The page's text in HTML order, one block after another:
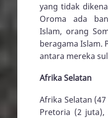
yang tidak
Oroma ada
Islam, orang
beragama Islam.
antara mereka
Afrika Selatan
Afrika Selatan
Pretoria (2 juta),